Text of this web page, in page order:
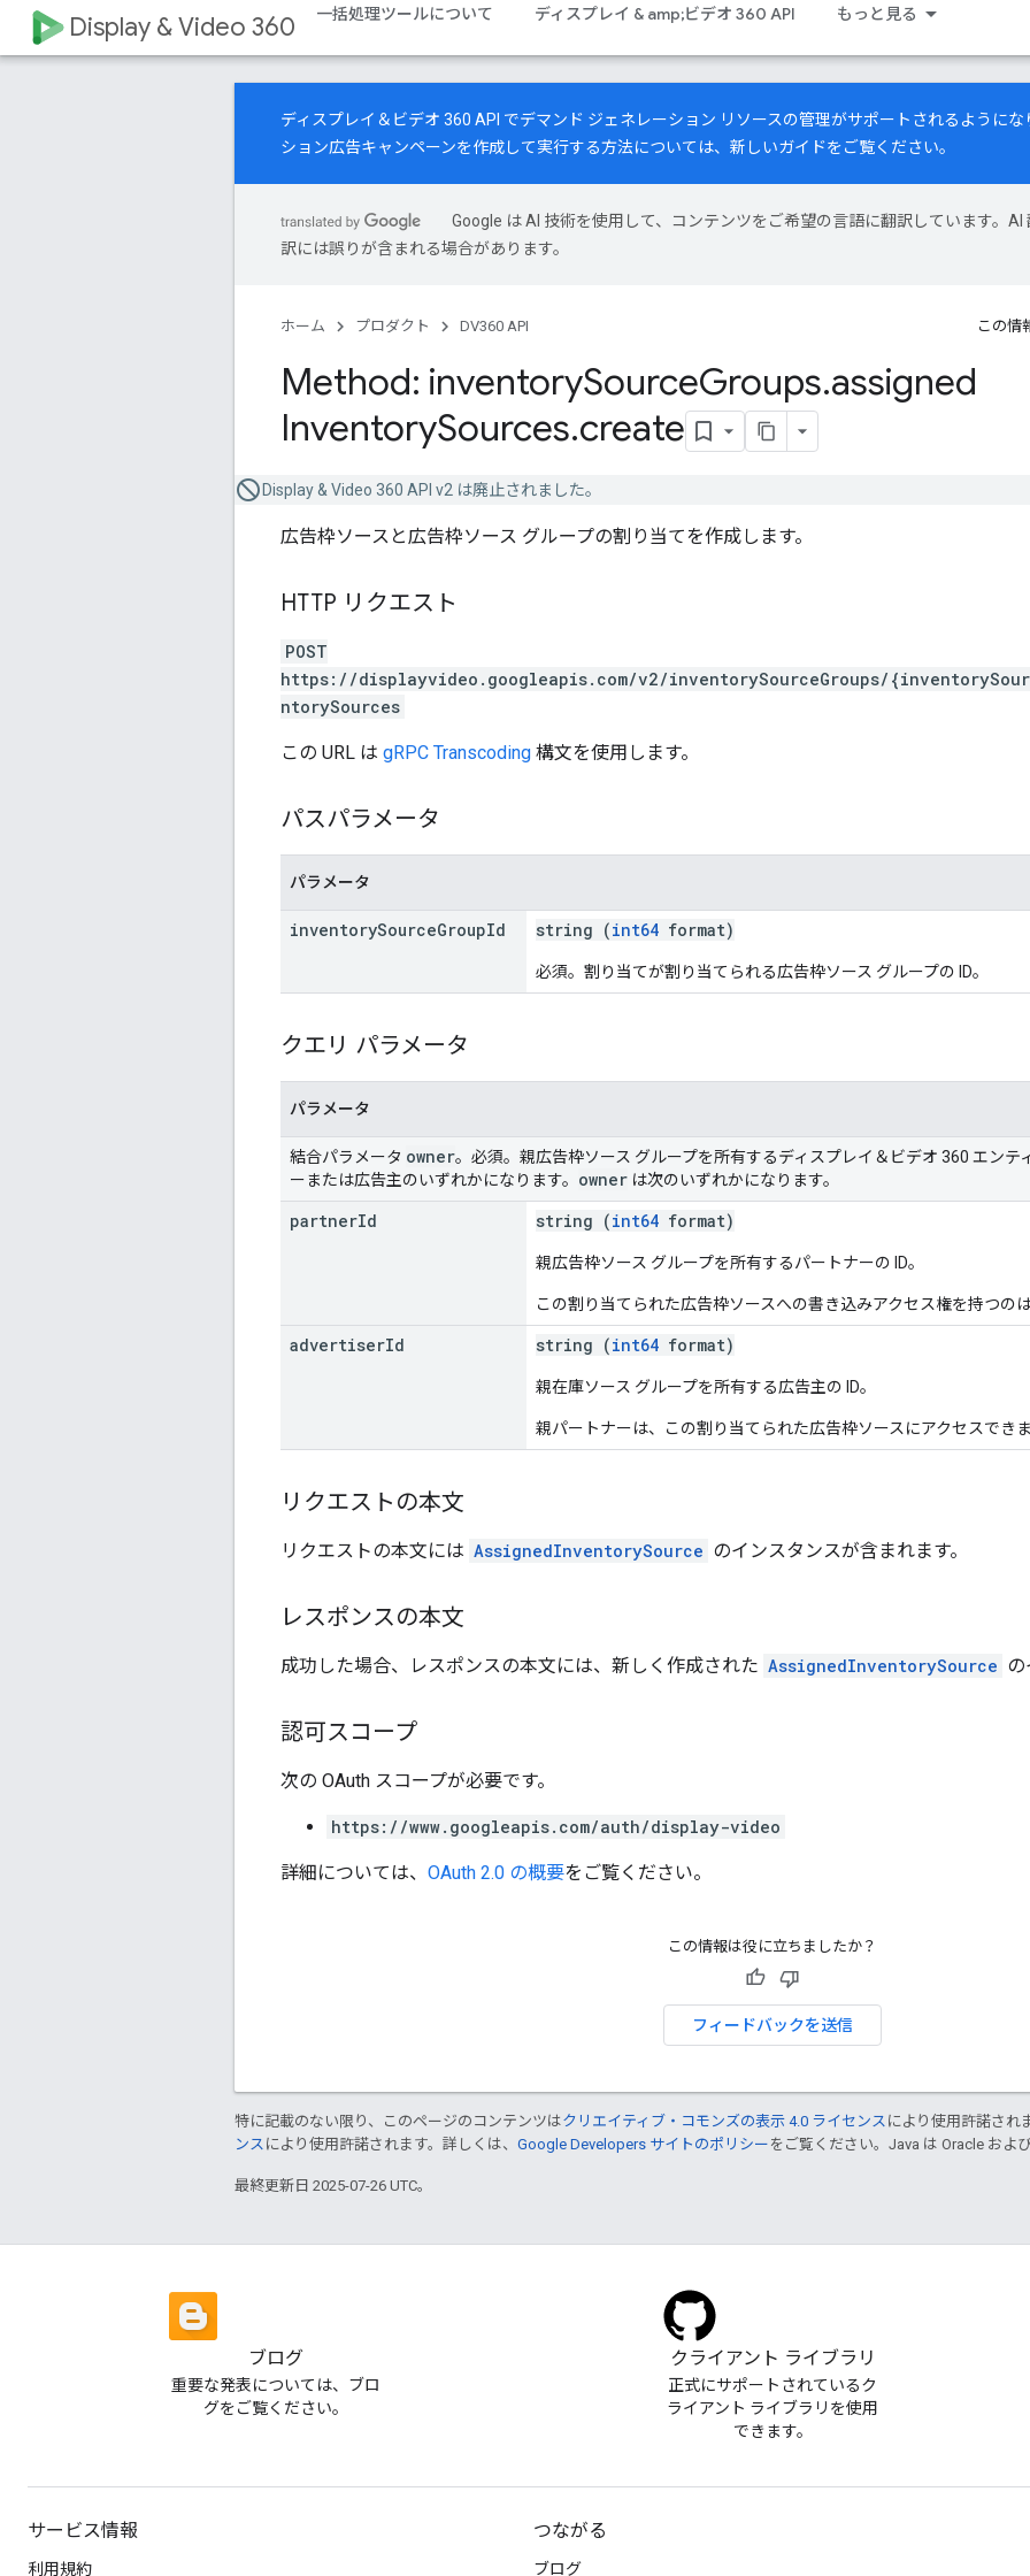
Display & Video 360 一括処理ツールについて ディスプレイ & amp;ビデオ 360 API もっと見る
ディスプレイ＆ビデオ 360 API でデマンド ジェネレーション リソースの管理がサポートされるようにな
ション広告キャンペーンを作成して実行する方法については、 新しいガイドをご覧ください。
Google は AI 技術を使用して、コンテンツをご希望の言語に翻訳しています。AI
訳には誤りが含まれる場合があります。
ホーム プロダクト DV360 API この情
Method: inventorySourceGroups.assigned
InventorySources.create
Display & Video 360 API v2 は廃止されました。
広告枠ソースと広告枠ソース グループの割り当てを作成します。
HTTP リクエスト
POST
https://displayvideo.googleapis.com/v2/inventorySourceGroups/
ntorySources
この URL は gRPC Transcoding 構文を使用します。
パスパラメータ
パラメータ
inventorySourceGroupId string (int64 format)
必須。割り当てが割り当てられる広告枠ソース グループの ID。
クエリ パラメータ
パラメータ
結合パラメータ owner。必須。親広告枠ソース グループを所有するディスプレイ＆ビデオ 360 エンテ
ーまたは広告主のいずれかになります。 owner は次のいずれかになります。
partnerId string (int64 format)
親広告枠ソース グループを所有するパートナーの ID。
この割り当てられた広告枠ソースへの書き込みアクセス権を持つの
advertiserId string (int64 format)
親在庫ソース グループを所有する広告主の ID。
親パートナーは、この割り当てられた広告枠ソースにアクセスできま
リクエストの本文
リクエストの本文には AssignedInventorySource のインスタンスが含まれます。
レスポンスの本文
成功した場合、レスポンスの本文には、新しく作成された AssignedInventorySource の
認可スコープ
次の OAuth スコープが必要です。
https://www.googleapis.com/auth/display-video
詳細については、 OAuth 2.0 の概要をご覧ください。
この情報は役に立ちましたか？
フィードバックを送信
特に記載のない限り、このページのコンテンツはクリエイティブ・コモンズの表示 4.0 ライセンス により使用許諾され
ンス により使用許諾されます。詳しくは、 Google Developers サイトのポリシー をご覧ください。Java は Oracle およ
最終更新日 2025-07-26 UTC。
ブログ
重要な発表については、ブロ
グをご覧ください。
クライアント ライブラリ
正式にサポートされているク
ライアント ライブラリを使用
できます。
サービス情報
利用規約
つながる
ブログ